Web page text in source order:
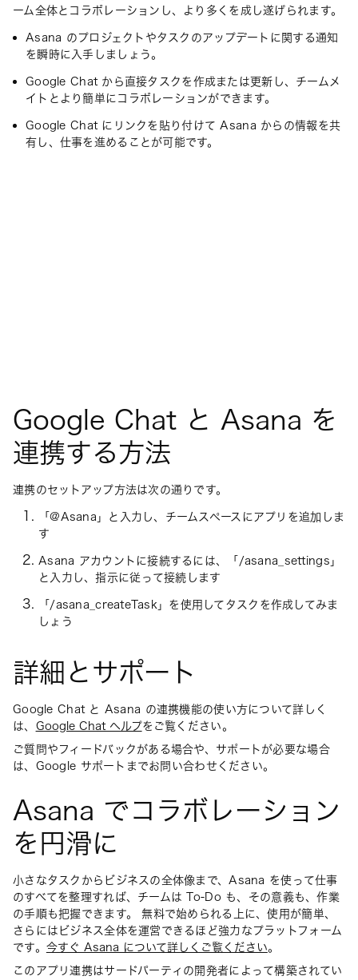
ーム全体とコラボレーションし、より多くを成し遂げられます。
Asana のプロジェクトやタスクのアップデートに関する通知
を瞬時に入手しましょう。
Google Chat から直接タスクを作成または更新し、チームメ
イトとより簡単にコラボレーションができます。
Google Chat にリンクを貼り付けて Asana からの情報を共
有し、仕事を進めることが可能です。
Google Chat と Asana を
連携する方法
連携のセットアップ方法は次の通りです。
「@Asana」と入力し、チームスペースにアプリを追加しま
す
Asana アカウントに接続するには、「/asana_settings」
と入力し、指示に従って接続します
「/asana_createTask」を使用してタスクを作成してみま
しょう
詳細とサポート
Google Chat と Asana の連携機能の使い方について詳しく
は、 Google Chat ヘルプをご覧ください。
ご質問やフィードバックがある場合や、サポートが必要な場合
は、Google サポートまでお問い合わせください。
Asana でコラボレーション
を円滑に
小さなタスクからビジネスの全体像まで、Asana を使って仕事
のすべてを整理すれば、チームは To-Do も、その意義も、作業
の手順も把握できます。 無料で始められる上に、使用が簡単、
さらにはビジネス全体を運営できるほど強力なプラットフォーム
です。 今すぐ Asana について詳しくご覧ください。
このアプリ連携はサードパーティの開発者によって構築されてい